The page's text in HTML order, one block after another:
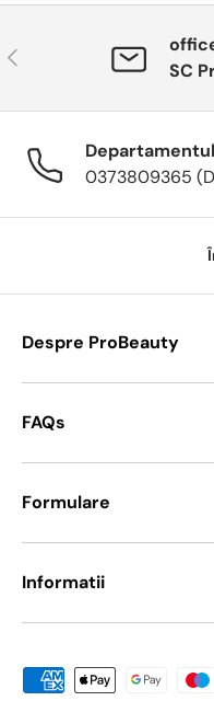
Anterior
SC
0373809365
Despre ProBeauty
FAQs
Formulare
Informatii
Metode de platā